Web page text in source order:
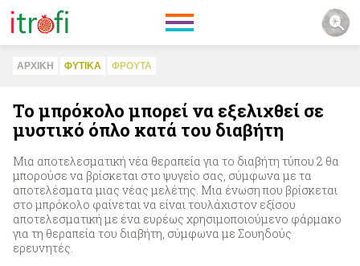
ΑΡΧΙΚΗ ΦΥΤΙΚA ΦΡΟΥΤΑ
Το μπρόκολο μπορεί να εξελιχθεί σε
μυστικό όπλο κατά του διαβήτη
Μια αποτελεσματική νέα θεραπεία για το διαβήτη τύπου 2 θα
μπορούσε να βρίσκεται στο ψυγείο σας, σύμφωνα με τα
αποτελέσματα μιας νέας μελέτης. Μια ένωση που βρίσκεται
στο μπρόκολο φαίνεται να είναι τουλάχιστον εξίσου
αποτελεσματική με ένα ευρέως χρησιμοποιούμενο φάρμακο
για τη θεραπεία του διαβήτη, σύμφωνα με Σουηδούς
ερευνητές.